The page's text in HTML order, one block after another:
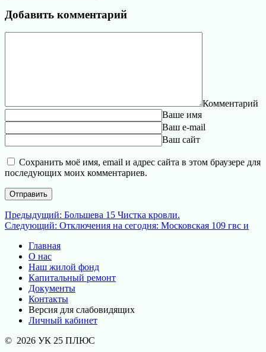
Добавить комментарий
Комментарий
Ваше имя
Ваш e-mail
Ваш сайт
Сохранить моё имя, email и адрес сайта в этом браузере для
последующих моих комментариев.
Навигация
по
записям
Предыдущий: Предыдущая
запись:
Большева 15 Чистка кровли.
Следующий: Следующая
Отключения на сегодня: Московская 109 гвс и
Главная
О нас
Наш жилой фонд
Капитальный ремонт
Документы
Контакты
Версия для слабовидящих
Личный кабинет
© 2026 УК 25 ПЛЮС